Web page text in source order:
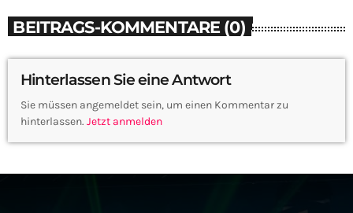
BEITRAGS-KOMMENTARE (0)
Hinterlassen Sie eine Antwort
Sie müssen angemeldet sein, um einen Kommentar zu
hinterlassen. Jetzt anmelden